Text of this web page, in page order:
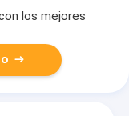
los mejores